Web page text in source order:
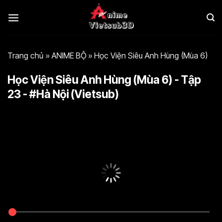
qua
Trang chủ » ANIME BỘ » Học Viện Siêu Anh Hùng (Mùa 6)
Học Viện Siêu Anh Hùng (Mùa 6) - Tập
23 - #Hà Nội (Vietsub)